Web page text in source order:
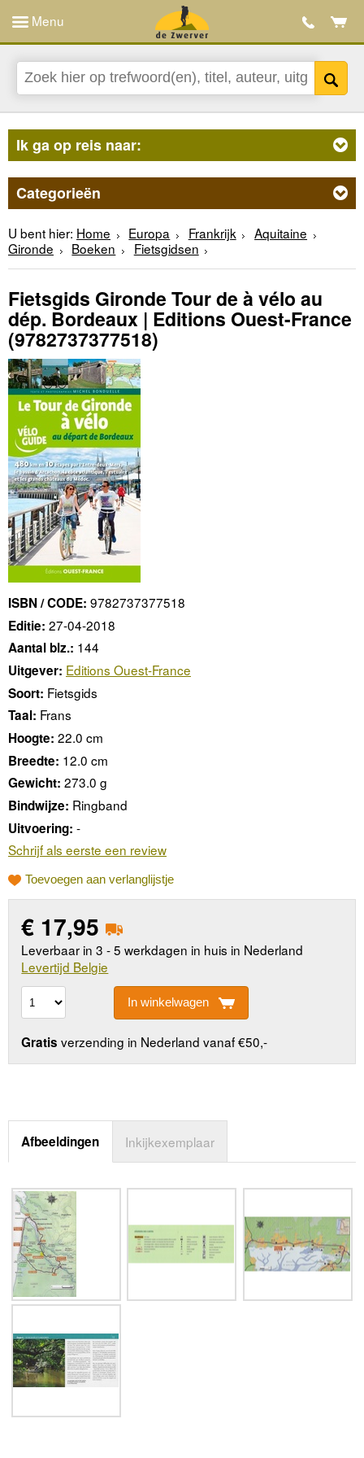
Menu
Ik ga op reis naar:
Categorieën
U bent hier: Home Europa Frankrijk
Aquitaine
Gironde
Boeken Fietsgidsen
Fietsgids Gironde Tour de à vélo au
dép. Bordeaux | Editions Ouest-France
(9782737377518)
ISBN / CODE: 9782737377518
Editie: 27-04-2018
Aantal blz.: 144
Uitgever: Editions Ouest-France
Soort: Fietsgids
Taal: Frans
Hoogte: 22.0 cm
Breedte: 12.0 cm
Gewicht: 273.0 g
Bindwijze: Ringband
Uitvoering: -
Schrijf als eerste een review
Toevoegen aan verlanglijstje
€ 17,95
Leverbaar in 3 - 5 werkdagen in huis in Nederland
Levertijd Belgie
In winkelwagen
Gratis verzending in Nederland vanaf €50,-
Afbeeldingen Inkijkexemplaar